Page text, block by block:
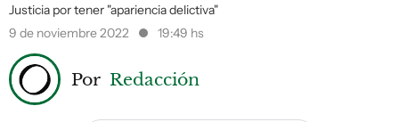
Justicia por tener "apariencia delictiva"
9 de noviembre 2022
19:49 hs
Por Redacción